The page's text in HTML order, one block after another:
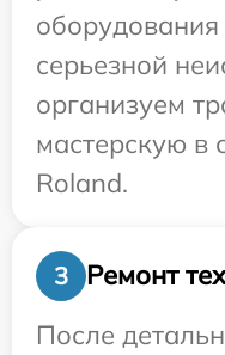
серьезной
организуем
мастерскую в
Roland.
3
Ремонт
После